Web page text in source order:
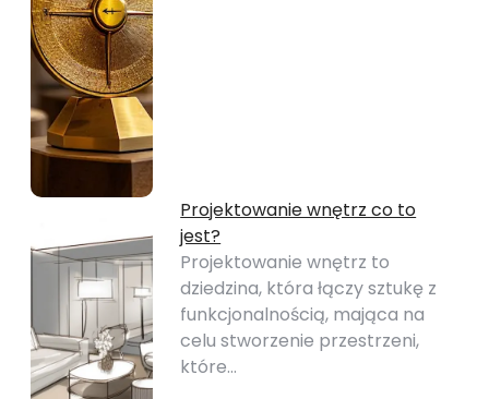
Projektowanie wnętrz co to
jest?
Projektowanie wnętrz to
dziedzina, która łączy sztukę z
funkcjonalnością, mająca na
celu stworzenie przestrzeni,
które…